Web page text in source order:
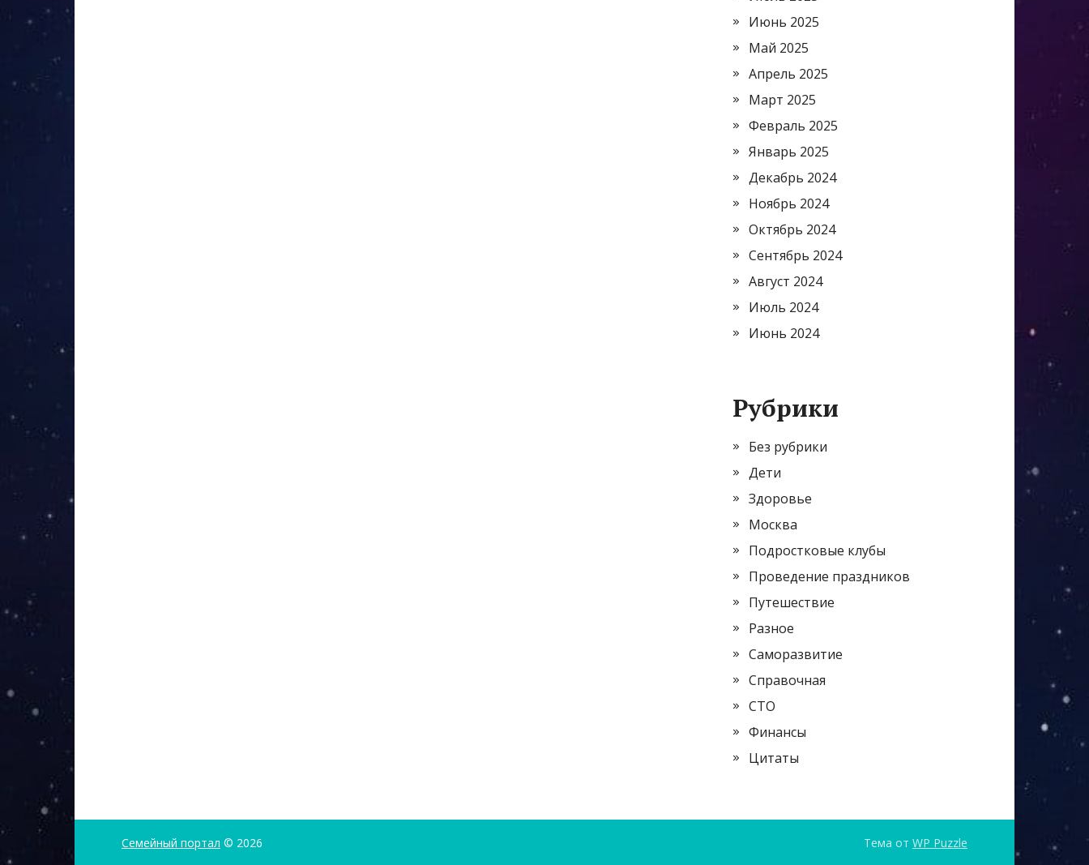
Июнь 2025
Май 2025
Апрель 2025
Март 2025
Февраль 2025
Январь 2025
Декабрь 2024
Ноябрь 2024
Октябрь 2024
Сентябрь 2024
Август 2024
Июль 2024
Июнь 2024
Рубрики
Без рубрики
Дети
Здоровье
Москва
Подростковые клубы
Проведение праздников
Путешествие
Разное
Саморазвитие
Справочная
СТО
Финансы
Цитаты
Семейный портал © 2026 Тема от WP Puzzle